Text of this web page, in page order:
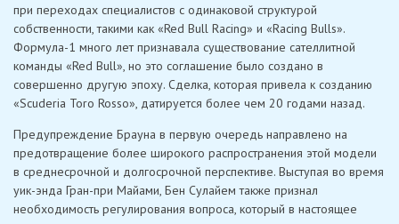
при переходах специалистов с одинаковой структурой
собственности, такими как «Red Bull Racing» и «Racing Bulls».
Формула-1 много лет признавала существование сателлитной
команды «Red Bull», но это соглашение было создано в
совершенно другую эпоху. Сделка, которая привела к созданию
«Scuderia Toro Rosso», датируется более чем 20 годами назад.
Предупреждение Брауна в первую очередь направлено на
предотвращение более широкого распространения этой модели
в среднесрочной и долгосрочной перспективе. Выступая во время
уик-энда Гран-при Майами, Бен Сулайем также признал
необходимость регулирования вопроса, который в настоящее